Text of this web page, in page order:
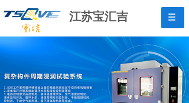
江苏宝汇吉